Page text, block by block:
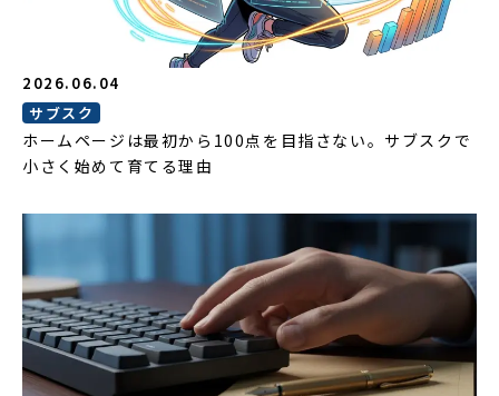
2026.06.04
サブスク
ホームページは最初から100点を目指さない。サブスクで
小さく始めて育てる理由